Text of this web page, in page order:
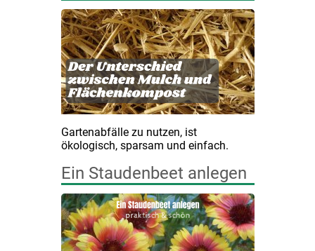
Gartenabfälle zu nutzen, ist
ökologisch, sparsam und einfach.
Ein Staudenbeet anlegen